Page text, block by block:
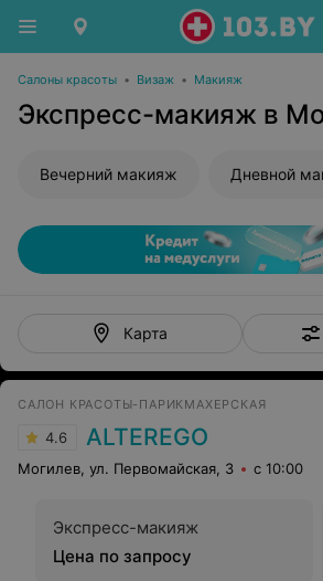
Салоны красоты • Визаж • Макияж
Экспресс-макияж в
Вечерний макияж Дневной
Карта
САЛОН КРАСОТЫ-ПАРИКМАХЕРСКАЯ
4.6 ALTEREGO
Могилев, ул. Первомайская, 3 с 10:00
Экспресс-макияж
Цена по запросу